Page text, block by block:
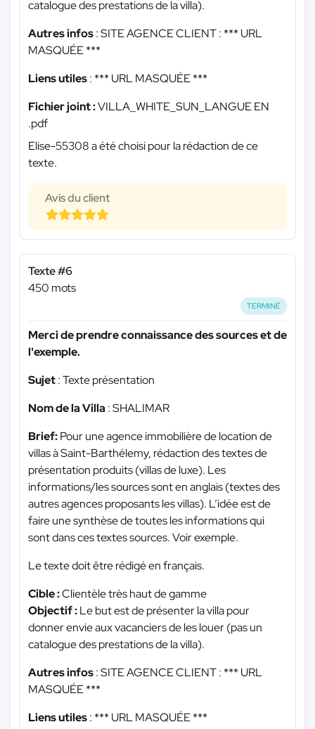
catalogue des prestations de la villa).
Autres infos: SITE AGENCE CLIENT : *** URL
MASQUÉE ***
Liens utiles: *** URL MASQUÉE ***
Fichier joint :VILLA_WHITE_SUN_LANGUE EN
.pdf
Elise-55308 a été choisi pour la rédaction de ce
texte.
Avis du client
Texte #6
450 mots
TERMINÉ
Merci de prendre connaissance des sources et de
l'exemple.
Sujet: Texte présentation
Nom de la Villa : SHALIMAR
Brief:Pour une agence immobilière de location de
villas à Saint-Barthélemy, rédaction des textes de
présentation produits (villas de luxe). Les
informations/les sources sont en anglais (textes des
autres agences proposants les villas). L’idée est de
faire une synthèse de toutes les informations qui
sont dans ces textes sources. Voir exemple.
Le texte doit être rédigé en français.
Cible :Clientèle très haut de gamme
Objectif :Le but est de présenter la villa pour
donner envie aux vacanciers de les louer (pas un
catalogue des prestations de la villa).
Autres infos: SITE AGENCE CLIENT : *** URL
MASQUÉE ***
Liens utiles: *** URL MASQUÉE ***